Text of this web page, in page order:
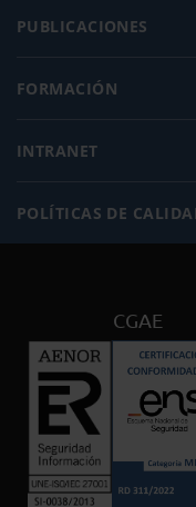
PUBLICACIONES
FORMACIÓN
INTRANET
POLÍTICAS DE
CGAE